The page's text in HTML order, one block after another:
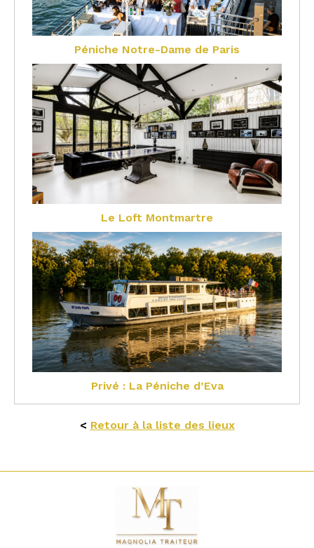
Péniche Notre-Dame de Paris
Le Loft Montmartre
Privé : La Péniche d’Eva
< Retour à la liste des lieux